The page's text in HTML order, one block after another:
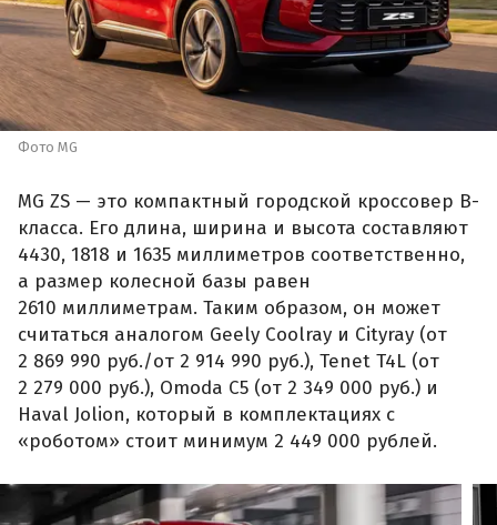
Фото MG
MG ZS — это компактный городской кроссовер B-
класса. Его длина, ширина и высота составляют
4430, 1818 и 1635 миллиметров соответственно,
а размер колесной базы равен
2610 миллиметрам. Таким образом, он может
считаться аналогом Geely Coolray и Cityray (от
2 869 990 руб./от 2 914 990 руб.), Tenet T4L (от
2 279 000 руб.), Omoda C5 (от 2 349 000 руб.) и
Haval Jolion, который в комплектациях с
«роботом» стоит минимум 2 449 000 рублей.